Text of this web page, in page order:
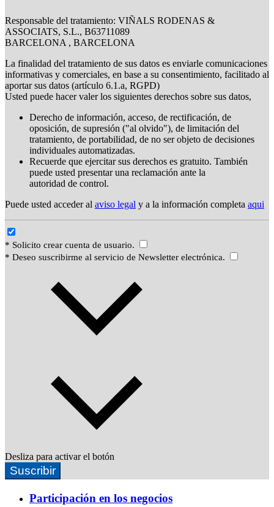
Responsable del tratamiento: VIÑALS RODENAS &
ASSOCIATS, S.L., B63711089
BARCELONA , BARCELONA
La finalidad del tratamiento de sus datos es enviarle comunicaciones
informativas y comerciales, en base a su consentimiento, facilitado al
aportar sus datos (artículo 6.1.a, RGPD)
Usted puede hacer valer los siguientes derechos sobre sus datos,
Derecho de información, acceso, de rectificación, de
oposición, de supresión ("al olvido"), de limitación del
tratamiento, de portabilidad, de no ser objeto de decisiones
individuales automatizadas.
Recuerde que ejercitar sus derechos es gratuito. También
puede usted presentar una reclamación ante la
autoridad de control.
Puede usted acceder al aviso legal y a la información completa aqui
* Solicito crear cuenta de usuario.
* Deseo suscribirme al servicio de Newsletter electrónica.
Desliza para activar el botón
Suscribir
Participación en los negocios